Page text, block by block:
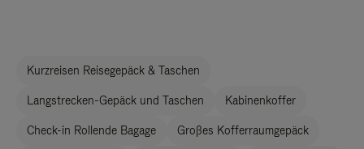
Kurzreisen Reisegepäck & Taschen
Langstrecken-Gepäck und Taschen Kabinenkoffer
Check-in Rollende Bagage Großes Kofferraumgepäck